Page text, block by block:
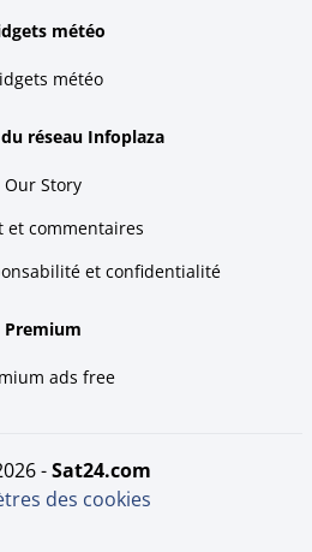
météo
météo
réseau Infoplaza
Our Story
et commentaires
et confidentialité
Premium
ads free
- sat24.com
des cookies